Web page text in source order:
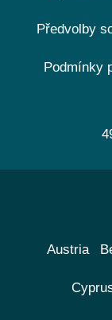
Předvolby
Podmínky
Austria